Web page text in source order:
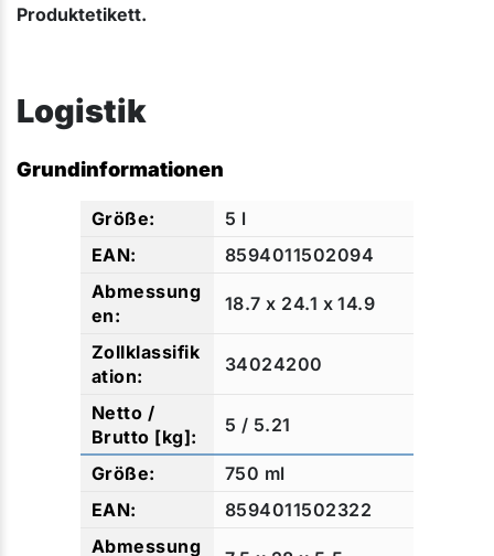
Produktetikett.
Logistik
Grundinformationen
5 l
8594011502094
18.7 x 24.1 x 14.9
34024200
5 / 5.21
750 ml
8594011502322